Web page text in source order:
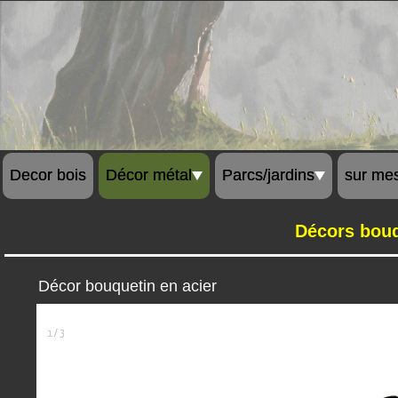
Decor bois Décor métal Parcs/jardins sur
Décors
Décor bouquetin en acier
1 / 3